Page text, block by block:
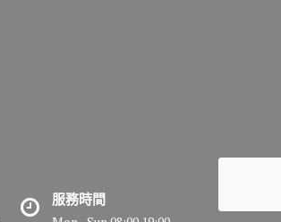
服務時間